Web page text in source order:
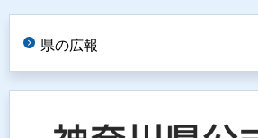
県の広報